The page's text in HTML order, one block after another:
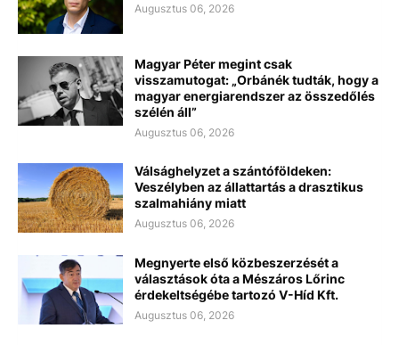
Augusztus 06, 2026
Magyar Péter megint csak
visszamutogat: „Orbánék tudták, hogy a
magyar energiarendszer az összedőlés
szélén áll”
Augusztus 06, 2026
Válsághelyzet a szántóföldeken:
Veszélyben az állattartás a drasztikus
szalmahiány miatt
Augusztus 06, 2026
Megnyerte első közbeszerzését a
választások óta a Mészáros Lőrinc
érdekeltségébe tartozó V-Híd Kft.
Augusztus 06, 2026